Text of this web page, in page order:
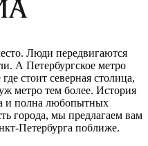
Люди передвигаются
А Петербургское метро
стоит северная столица,
метро тем более. История
и полна любопытных
города, мы предлагаем вам
Петербурга поближе.